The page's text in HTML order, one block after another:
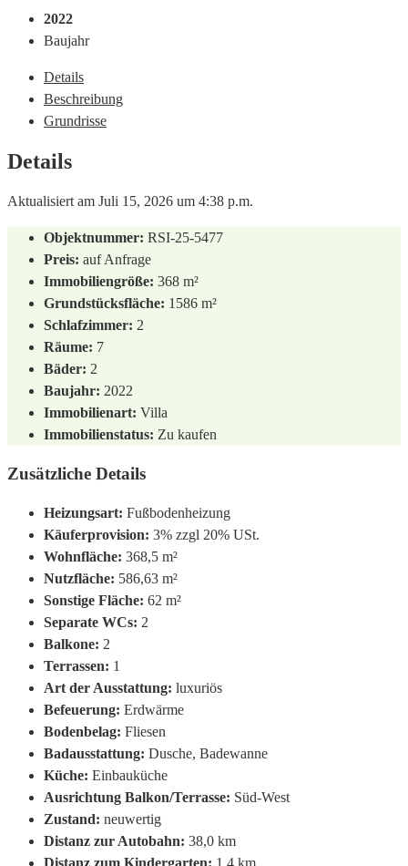
2022
Baujahr
Details
Beschreibung
Grundrisse
Details
Aktualisiert am Juli 15, 2026 um 4:38 p.m.
Objektnummer: RSI-25-5477
Preis: auf Anfrage
Immobiliengröße: 368 m²
Grundstücksfläche: 1586 m²
Schlafzimmer: 2
Räume: 7
Bäder: 2
Baujahr: 2022
Immobilienart: Villa
Immobilienstatus: Zu kaufen
Zusätzliche Details
Heizungsart: Fußbodenheizung
Käuferprovision: 3% zzgl 20% USt.
Wohnfläche: 368,5 m²
Nutzfläche: 586,63 m²
Sonstige Fläche: 62 m²
Separate WCs: 2
Balkone: 2
Terrassen: 1
Art der Ausstattung: luxuriös
Befeuerung: Erdwärme
Bodenbelag: Fliesen
Badausstattung: Dusche, Badewanne
Küche: Einbauküche
Ausrichtung Balkon/Terrasse: Süd-West
Zustand: neuwertig
Distanz zur Autobahn: 38,0 km
Distanz zum Kindergarten: 1,4 km